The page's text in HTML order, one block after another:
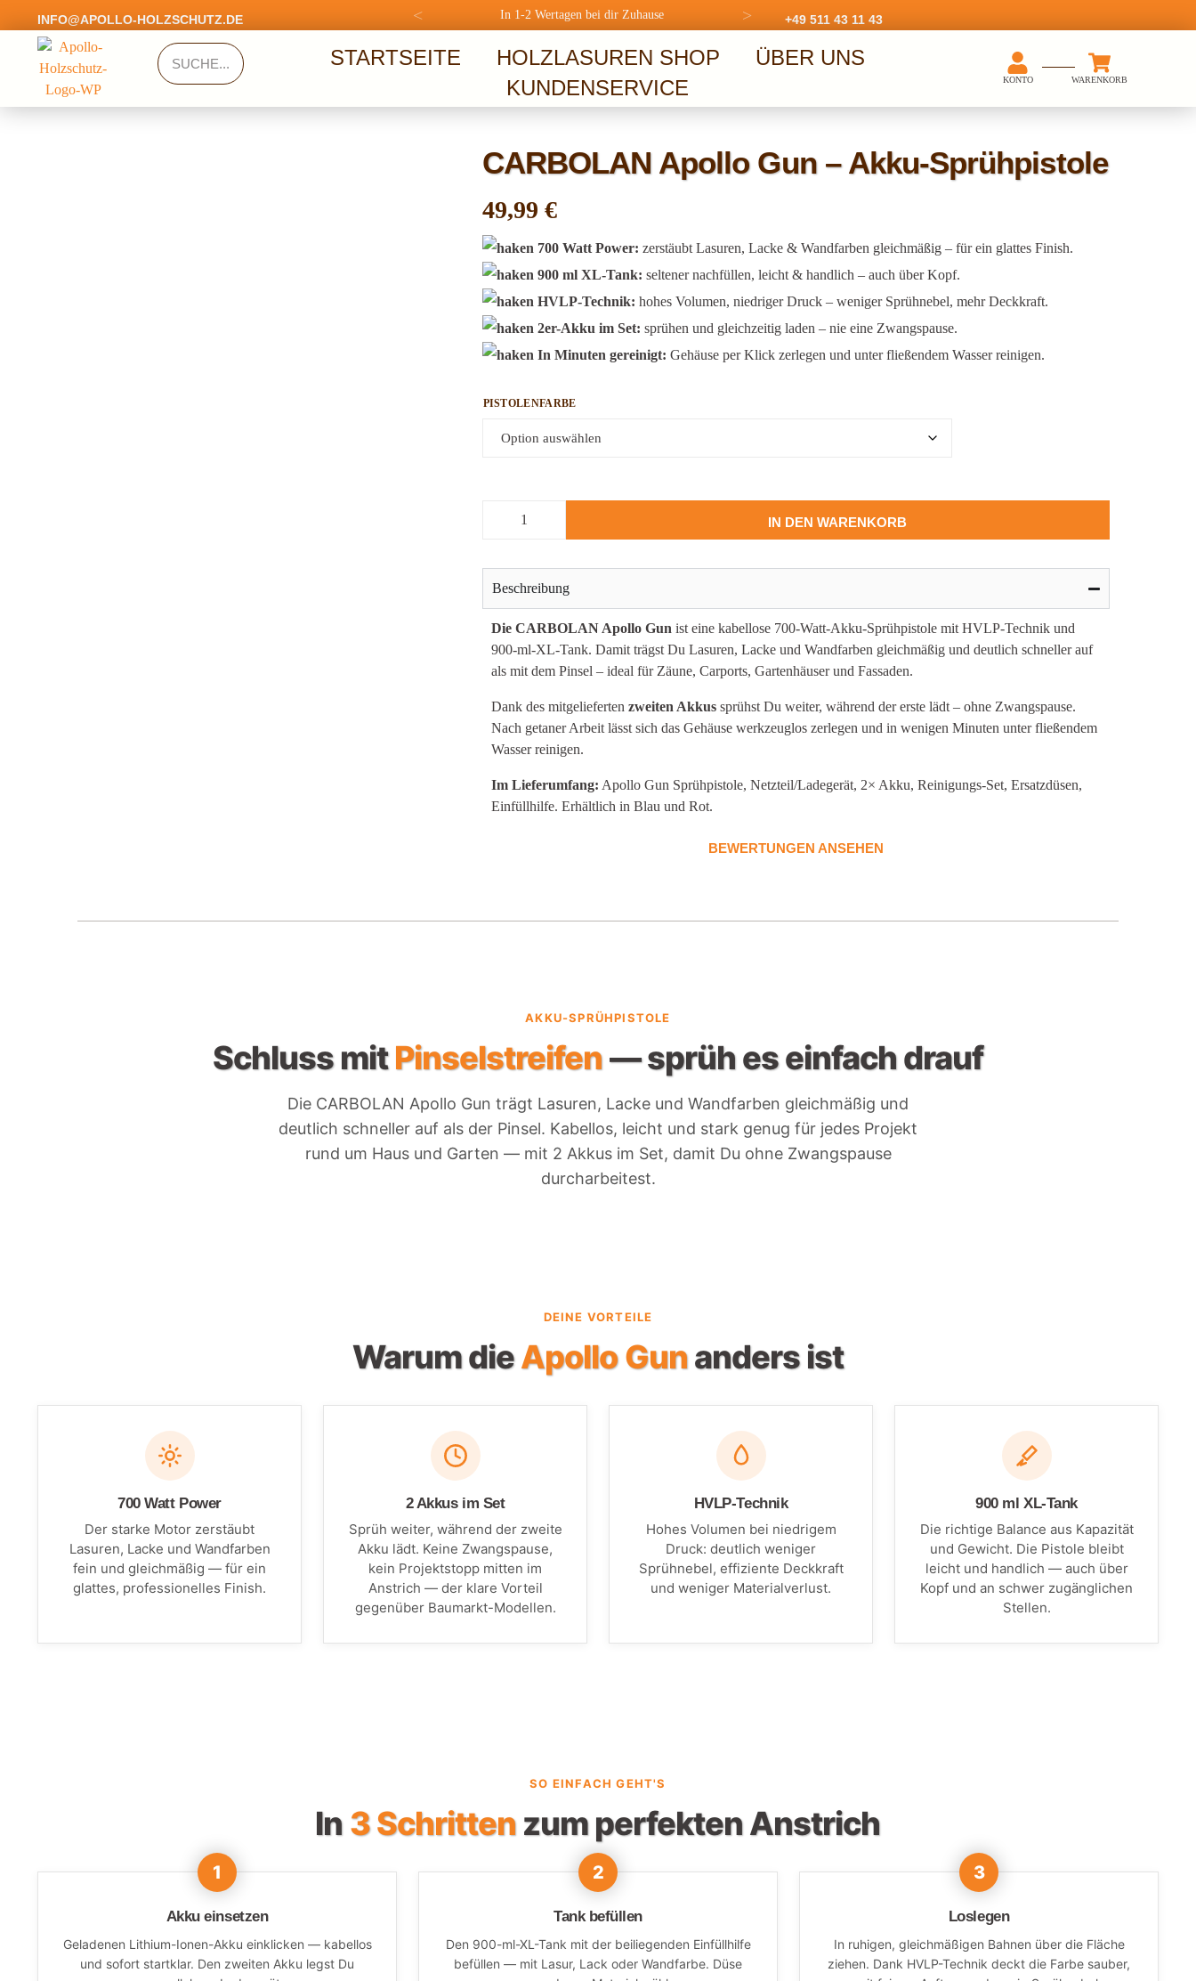
INFO@APOLLO-HOLZSCHUTZ.DE < In 1-2 Wertagen bei dir Zuhause > +49 511 43 11 43
SUCHE... STARTSEITE HOLZLASUREN SHOP
ÜBER UNS
KUNDENSERVICE
KONTO WARENKORB
CARBOLAN Apollo Gun – Akku-Sprühpistole
49,99 €
700 Watt Power: zerstäubt Lasuren, Lacke & Wandfarben gleichmäßig – für ein glattes Finish.
900 ml XL-Tank: seltener nachfüllen, leicht & handlich – auch über Kopf.
HVLP-Technik: hohes Volumen, niedriger Druck – weniger Sprühnebel, mehr Deckkraft.
2er-Akku im Set: sprühen und gleichzeitig laden – nie eine Zwangspause.
In Minuten gereinigt: Gehäuse per Klick zerlegen und unter fließendem Wasser reinigen.
PISTOLENFARBE
IN DEN WARENKORB
Beschreibung
Die CARBOLAN Apollo Gun ist eine kabellose 700-Watt-Akku-Sprühpistole mit HVLP-Technik und
900-ml-XL-Tank. Damit trägst Du Lasuren, Lacke und Wandfarben gleichmäßig und deutlich schneller auf
als mit dem Pinsel – ideal für Zäune, Carports, Gartenhäuser und Fassaden.
Dank des mitgelieferten zweiten Akkussprühst Du weiter, während der erste lädt – ohne Zwangspause.
Nach getaner Arbeit lässt sich das Gehäuse werkzeuglos zerlegen und in wenigen Minuten unter fließendem
Wasser reinigen.
Im Lieferumfang: Apollo Gun Sprühpistole, Netzteil/Ladegerät, 2× Akku, Reinigungs-Set, Ersatzdüsen,
Einfüllhilfe. Erhältlich in Blau und Rot.
BEWERTUNGEN ANSEHEN
AKKU-SPRÜHPISTOLE
Schluss mitPinselstreifen— sprüh es einfach drauf
Die CARBOLAN Apollo Gun trägt Lasuren, Lacke und Wandfarben gleichmäßig und
deutlich schneller auf als der Pinsel. Kabellos, leicht und stark genug für jedes Projekt
rund um Haus und Garten — mit 2 Akkus im Set, damit Du ohne Zwangspause
durcharbeitest.
DEINE VORTEILE
Warum dieApollo Gunanders ist
700 Watt Power
Der starke Motor zerstäubt
Lasuren, Lacke und Wandfarben
fein und gleichmäßig — für ein
glattes, professionelles Finish.
2 Akkus im Set
Sprüh weiter, während der zweite
Akku lädt. Keine Zwangspause,
kein Projektstopp mitten im
Anstrich — der klare Vorteil
gegenüber Baumarkt-Modellen.
HVLP-Technik
Hohes Volumen bei niedrigem
Druck: deutlich weniger
Sprühnebel, effiziente Deckkraft
und weniger Materialverlust.
900 ml XL-Tank
Die richtige Balance aus Kapazität
und Gewicht. Die Pistole bleibt
leicht und handlich — auch über
Kopf und an schwer zugänglichen
Stellen.
SO EINFACH GEHT'S
In 3 Schrittenzum perfekten Anstrich
Akku einsetzen
Geladenen Lithium-Ionen-Akku einklicken — kabellos
und sofort startklar. Den zweiten Akku legst Du
Tank befüllen
Den 900-ml-XL-Tank mit der beiliegenden Einfüllhilfe
befüllen — mit Lasur, Lack oder Wandfarbe. Düse
Loslegen
In ruhigen, gleichmäßigen Bahnen über die Fläche
ziehen. Dank HVLP-Technik deckt die Farbe sauber,